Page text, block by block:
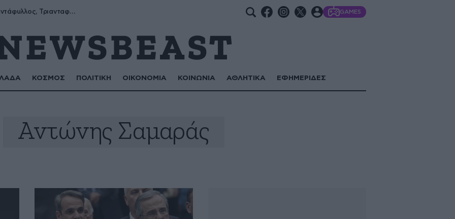
Μύρων, Τριαντάφυλλος, Τριανταφυλλιά, Φυλλιώ, Ρόζα GAMES
ΚΟΣΜΟΣ ΠΟΛΙΤΙΚΗ ΟΙΚΟΝΟΜΙΑ ΚΟΙΝΩΝΙΑ ΑΘΛΗΤΙΚΑ ΕΦΗΜΕΡΙΔΕΣ
Αντώνης Σαμαράς